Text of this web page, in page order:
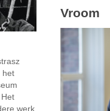
het
werk
Vroom